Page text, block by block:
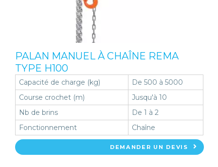
PALAN MANUEL À CHAÎNE REMA
TYPE H100
Capacité de charge (kg)
De 500 à 5000
Course crochet (m)
Jusqu'à 10
Nb de brins
De 1 à 2
Fonctionnement
Chaîne
DEMANDER UN DEVIS